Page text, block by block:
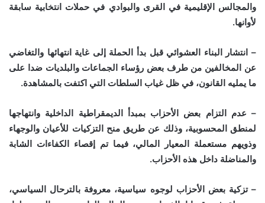
والمجالس الإقليمية في القرى والبوادي في حملات انتخابية سابقة
لأوانها.
– انتشار البناء العشوائي قبل بدأ الحملة إلى غاية انتهائها والتغاضي
عن المخالفين من طرف بعض رؤساء الجماعات والبلديات ضدا على
ما يمليه القانون، في ظل غياب السلطات التي اكتفت بالمشاهدة.
– عدم التزام بعض الأحزاب بمبدأ الديمقراطية الداخلية وانتهاجها
لمنطق المحسوبية، وذلك عن طريق منح التزكيات للأعيان والوجهاء
وذويهم مستعملة المعيار المالي، فيما تم إقصاء الكفاءات الشابة
والمناضلة داخل هذه الأحزاب.
– تزكية بعض الأحزاب لوجوه سياسية، معروفة بالترحال السياسي،